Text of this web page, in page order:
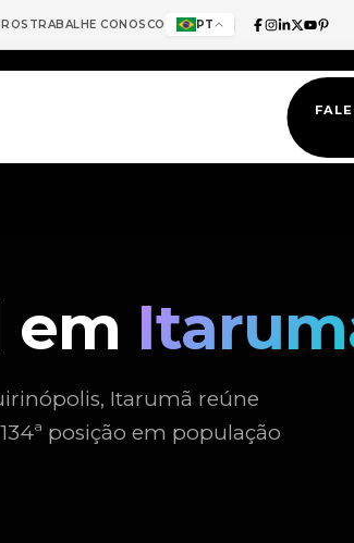
TRABALHE CONOSCO PT
em
Itarumã reúne
posição em população